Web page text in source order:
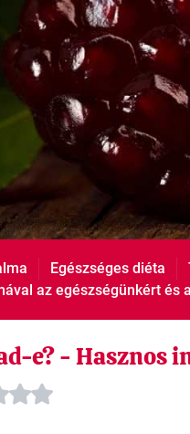
Egészséges diéta
az egészségünkért és
e? - Hasznos